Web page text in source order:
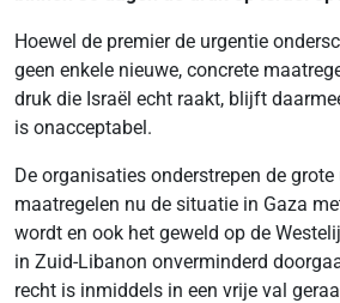
Hoewel de premier de urgentie
geen enkele nieuwe, concrete
druk die Israël echt raakt, blijft
is onacceptabel.
De organisaties onderstrepen de grote
maatregelen nu de situatie in Gaza
wordt en ook het geweld op de
in Zuid-Libanon onverminderd
recht is inmiddels in een vrije val